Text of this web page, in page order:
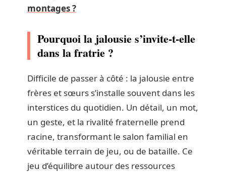
montages ?
Pourquoi la jalousie s’invite-t-elle
dans la fratrie ?
Difficile de passer à côté : la jalousie entre
frères et sœurs s’installe souvent dans les
interstices du quotidien. Un détail, un mot,
un geste, et la rivalité fraternelle prend
racine, transformant le salon familial en
véritable terrain de jeu, ou de bataille. Ce
jeu d’équilibre autour des ressources